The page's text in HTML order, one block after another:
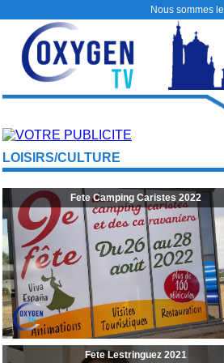
Nous sommes le
LOISIRS/CULTURE
Fete Camping Caristes 2022
Fete Lestringuez 2021